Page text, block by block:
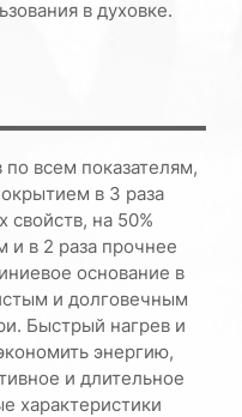
в духовке.
всем показателям,
в 3 раза
свойств, на 50%
и в 2 раза прочнее
основание в
и долговечным
Быстрый нагрев и
энергию,
и длительное
характеристики